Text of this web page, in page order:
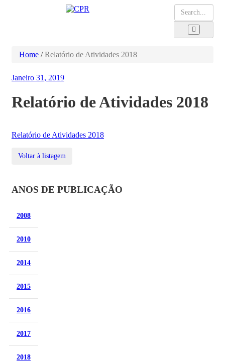
Home / Relatório de Atividades 2018
Janeiro 31, 2019
Relatório de Atividades 2018
Relatório de Atividades 2018
Voltar à listagem
ANOS DE PUBLICAÇÃO
2008
2010
2014
2015
2016
2017
2018